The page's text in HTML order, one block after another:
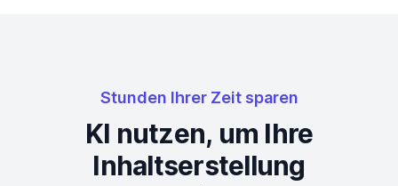
Stunden Ihrer Zeit sparen
KI nutzen, um Ihre
Inhaltserstellung